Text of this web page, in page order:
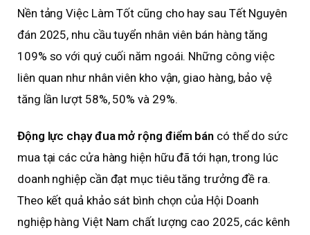
Nền tảng Việc Làm Tốt cũng cho hay sau Tết Nguyên
đán 2025, nhu cầu tuyển nhân viên bán hàng tăng
109% so với quý cuối năm ngoái. Những công việc
liên quan như nhân viên kho vận, giao hàng, bảo vệ
tăng lần lượt 58%, 50% và 29%.
Động lực chạy đua mở rộng điểm bán có thể do sức
mua tại các cửa hàng hiện hữu đã tới hạn, trong lúc
doanh nghiệp cần đạt mục tiêu tăng trưởng đề ra.
Theo kết quả khảo sát bình chọn của Hội Doanh
nghiệp hàng Việt Nam chất lượng cao 2025, các kênh